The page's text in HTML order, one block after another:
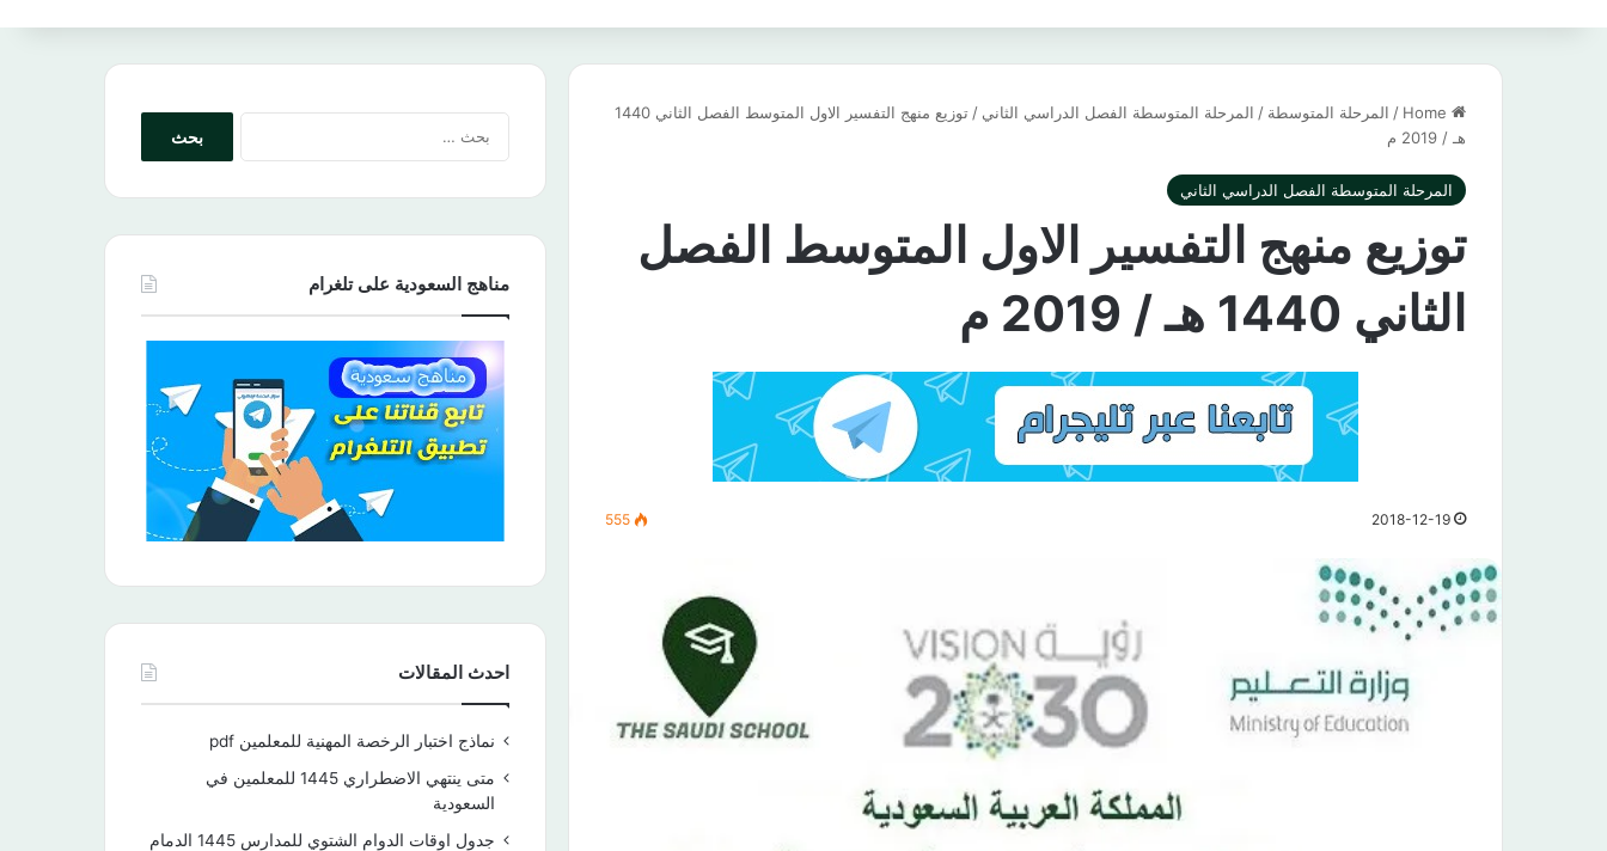
/ المرحلة المتوسطة / المرحلة المتوسطة الفصل الدراسي الثاني /
توزيع منهج التفسير الاول المتوسط الفصل الثاني 1440
هـ / 2019 م
المرحلة المتوسطة الفصل الدراسي الثاني
توزيع منهج التفسير الاول المتوسط الفصل
الثاني 1440 هـ / 2019 م
2018-12-19
555
مناهج السعودية على تلغرام
احدث المقالات
نماذج اختبار الرخصة المهنية للمعلمين pdf
متى ينتهي الاضطراري 1445 للمعلمين في
السعودية
جدول اوقات الدوام الشتوي للمدارس 1445 الدمام